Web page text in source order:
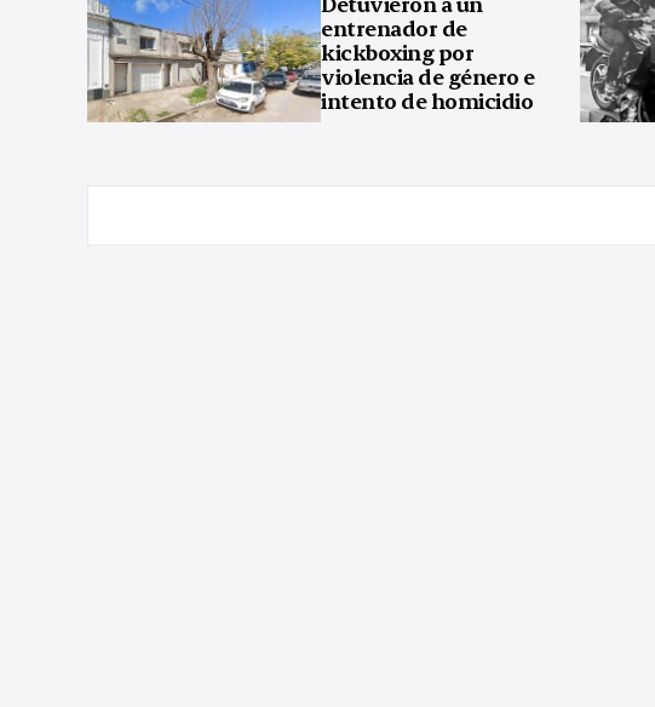
entrenador de
kickboxing por
violencia de género e
intento de homicidio